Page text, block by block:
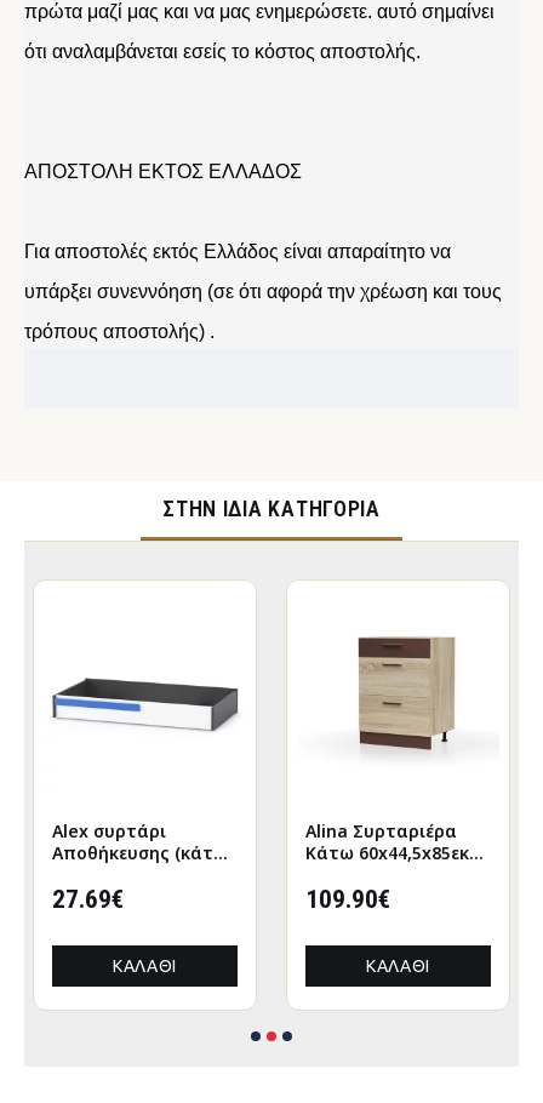
πρώτα μαζί μας και να μας ενημερώσετε. αυτό σημαίνει
ότι αναλαμβάνεται εσείς το κόστος αποστολής.
ΑΠΟΣΤΟΛΗ ΕΚΤΟΣ ΕΛΛΑΔΟΣ
Για αποστολές εκτός Ελλάδος είναι απαραίτητο να
υπάρξει συνεννόηση (σε ότι αφορά την χρέωση και τους
τρόπους αποστολής) .
ΣΤΉΝ ΊΔΙΑ ΚΑΤΗΓΟΡΊΑ
Alex συρτάρι
Αποθήκευσης (κάτω
120x63εκ Λευκό-
27.69€
ΚΑΛΆΘΙ
Alina Συρταριέρα
Κάτω 60x44,5x85εκ
109.90€
ΚΑΛΆΘΙ